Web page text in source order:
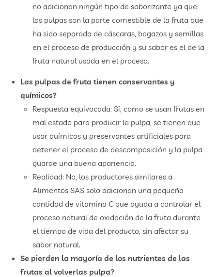
no adicionan ningún tipo de saborizante ya que
las pulpas son la parte comestible de la fruta que
ha sido separada de cáscaras, bagazos y semillas
en el proceso de producción y su sabor es el de la
fruta natural usada en el proceso.
Las pulpas de fruta tienen conservantes y
químicos?
Respuesta equivocada: Sí, como se usan frutas en
mal estado para producir la pulpa, se tienen que
usar químicos y preservantes artificiales para
detener el proceso de descomposición y la pulpa
guarde una buena apariencia.
Realidad: No, los productores similares a
Alimentos SAS solo adicionan una pequeña
cantidad de vitamina C que ayuda a controlar el
proceso natural de oxidación de la fruta durante
el tiempo de vida del producto, sin afectar su
sabor natural.
Se pierden la mayoría de los nutrientes de las
frutas al volverlas pulpa?